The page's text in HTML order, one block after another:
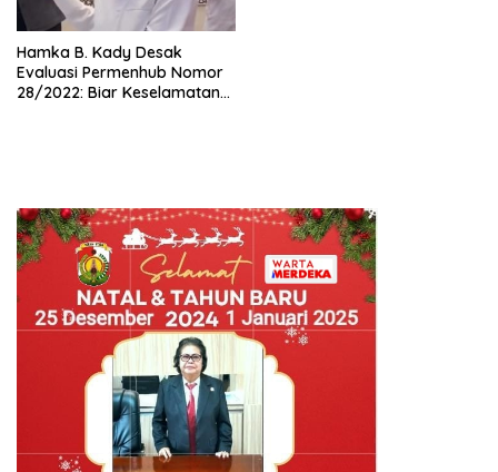
Hamka B. Kady Desak
Evaluasi Permenhub Nomor
28/2022: Biar Keselamatan